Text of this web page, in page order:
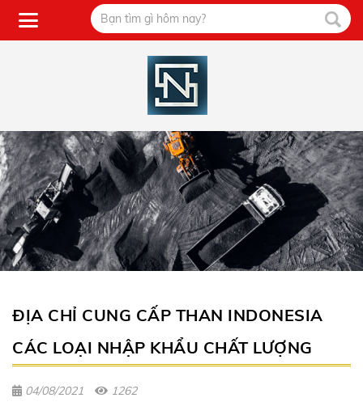
ĐỊA CHỈ CUNG CẤP THAN INDONESIA
CÁC LOẠI NHẬP KHẨU CHẤT LƯỢNG
04/08/2021 1262